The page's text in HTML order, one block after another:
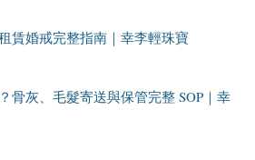
賃婚戒完整指南｜幸李輕珠寶
骨灰、毛髮寄送與保管完整 SOP｜幸